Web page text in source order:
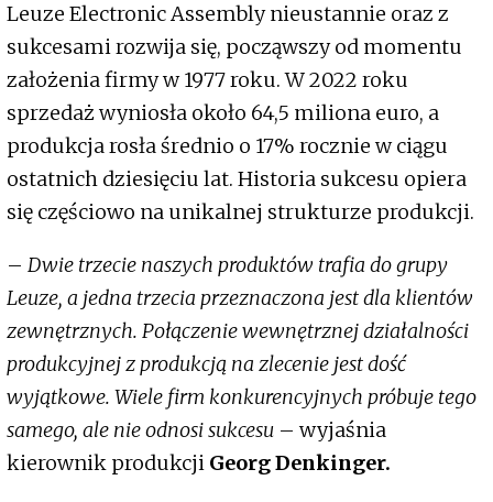
Leuze Electronic Assembly nieustannie oraz z
sukcesami rozwija się, począwszy od momentu
założenia firmy w 1977 roku. W 2022 roku
sprzedaż wyniosła około 64,5 miliona euro, a
produkcja rosła średnio o 17% rocznie w ciągu
ostatnich dziesięciu lat. Historia sukcesu opiera
się częściowo na unikalnej strukturze produkcji.
– Dwie trzecie naszych produktów trafia do grupy
Leuze, a jedna trzecia przeznaczona jest dla klientów
zewnętrznych. Połączenie wewnętrznej działalności
produkcyjnej z produkcją na zlecenie jest dość
wyjątkowe. Wiele firm konkurencyjnych próbuje tego
samego, ale nie odnosi sukcesu – wyjaśnia
kierownik produkcji Georg Denkinger.